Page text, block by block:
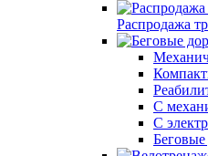
Распродажа
С
С